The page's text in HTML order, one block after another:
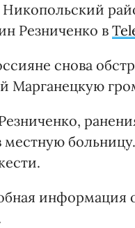
Резниченко в
снова
Марганецкую
местную
информация